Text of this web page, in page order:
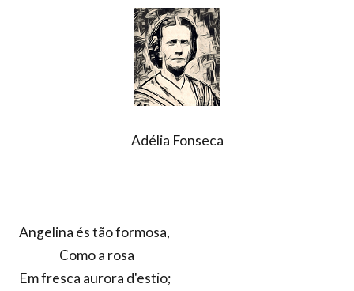
Adélia Fonseca
Angelina és tão formosa,
Como a rosa
Em fresca aurora d'estio;